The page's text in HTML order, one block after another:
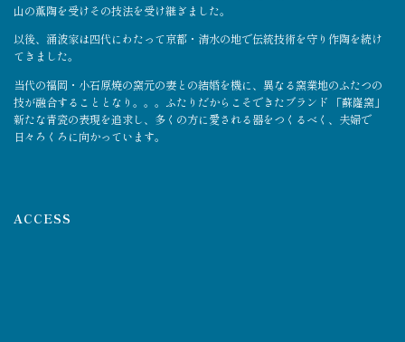
山の薫陶を受けその技法を受け継ぎました。
以後、涌波家は四代にわたって京都・清水の地で伝統技術を守り作陶を続け
てきました。
当代の福岡・小石原焼の窯元の妻との結婚を機に、異なる窯業地のふたつの
技が融合することとなり。。。ふたりだからこそできたブランド 「蘇嶐窯」
新たな青瓷の表現を追求し、多くの方に愛される器をつくるべく、夫婦で
日々ろくろに向かっています。
ACCESS